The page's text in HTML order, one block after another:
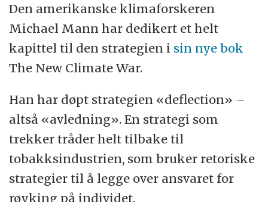
Studien konkluderer med at hver gang det
om nye, spekulative teknologier som
utsetter handling.
Den amerikanske klimaforskeren
Michael Mann har dedikert et helt
kapittel til den strategien i sin nye bok
The New Climate War.
Han har døpt strategien «deflection» –
altså «avledning». En strategi som
trekker tråder helt tilbake til
tobakksindustrien, som bruker retoriske
strategier til å legge over ansvaret for
røyking på individet.